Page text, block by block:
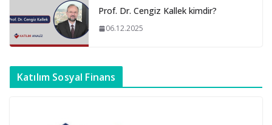
Prof. Dr. Cengiz Kallek kimdir?
06.12.2025
Katılım Sosyal Finans